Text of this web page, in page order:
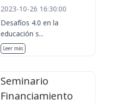
2023-10-26 16:30:00
Desafíos 4.0 en la
educación s...
Leer más
Seminario
Financiamiento